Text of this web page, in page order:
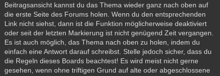
Beitragsansicht kannst du das Thema wieder ganz nach oben auf
die erste Seite des Forums holen. Wenn du den entsprechenden
Link nicht siehst, dann ist die Funktion möglicherweise deaktiviert
oder seit der letzten Markierung ist nicht genügend Zeit vergangen.
Es ist auch möglich, das Thema nach oben zu holen, indem du
einfach eine Antwort darauf schreibst. Stelle jedoch sicher, dass du
die Regeln dieses Boards beachtest! Es wird meist nicht gerne
gesehen, wenn ohne triftigen Grund auf alte oder abgeschlossene